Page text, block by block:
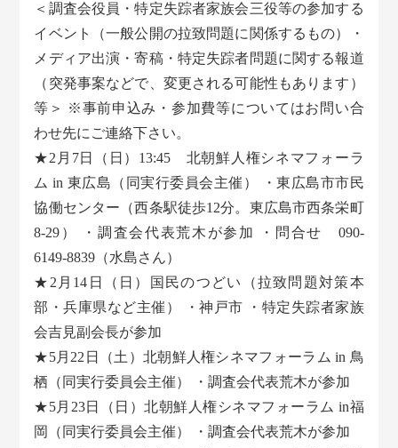
＜調査会役員・特定失踪者家族会三役等の参加する
イベント（一般公開の拉致問題に関係するもの）・
メディア出演・寄稿・特定失踪者問題に関する報道
（突発事案などで、変更される可能性もあります）
等＞ ※事前申込み・参加費等についてはお問い合
わせ先にご連絡下さい。
★2月7日（日）13:45 北朝鮮人権シネマフォーラ
ム in 東広島（同実行委員会主催） ・東広島市市民
協働センター（西条駅徒歩12分。東広島市西条栄町
8-29） ・調査会代表荒木が参加 ・問合せ 090-
6149-8839（水島さん）
★2月14日（日）国民のつどい（拉致問題対策本
部・兵庫県など主催） ・神戸市 ・特定失踪者家族
会吉見副会長が参加
★5月22日（土）北朝鮮人権シネマフォーラム in 鳥
栖（同実行委員会主催） ・調査会代表荒木が参加
★5月23日（日）北朝鮮人権シネマフォーラム in福
岡（同実行委員会主催） ・調査会代表荒木が参加